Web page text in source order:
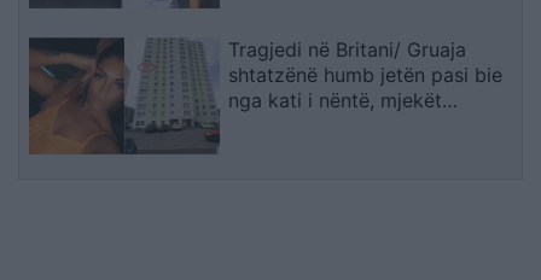
Tragjedi në Britani/ Gruaja
shtatzënë humb jetën pasi bie
nga kati i nëntë, mjekët